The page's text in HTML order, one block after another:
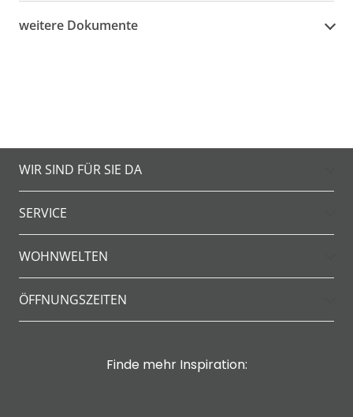
weitere Dokumente
WIR SIND FÜR SIE DA
SERVICE
WOHNWELTEN
ÖFFNUNGSZEITEN
Finde mehr Inspiration: